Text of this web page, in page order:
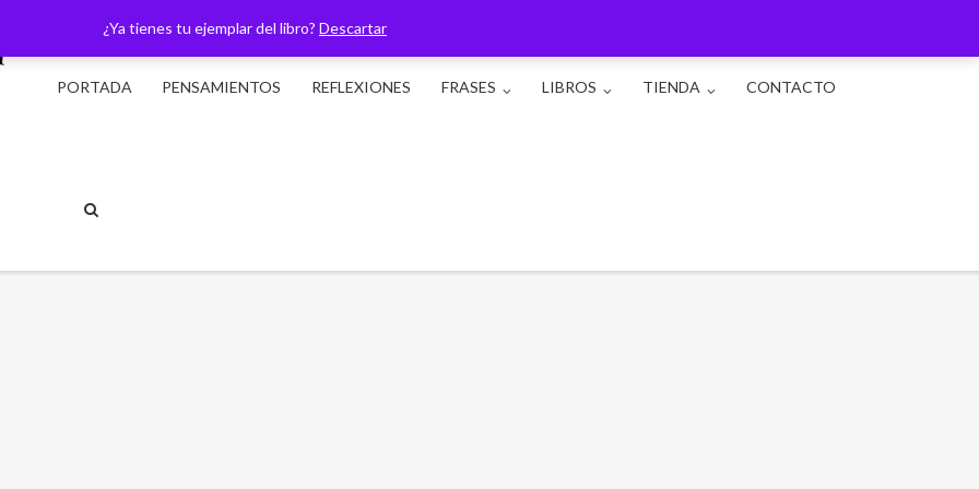
¿Ya tienes tu ejemplar del libro? Descartar
PORTADA
PENSAMIENTOS REFLEXIONES FRASES LIBROS TIENDA CONTACTO